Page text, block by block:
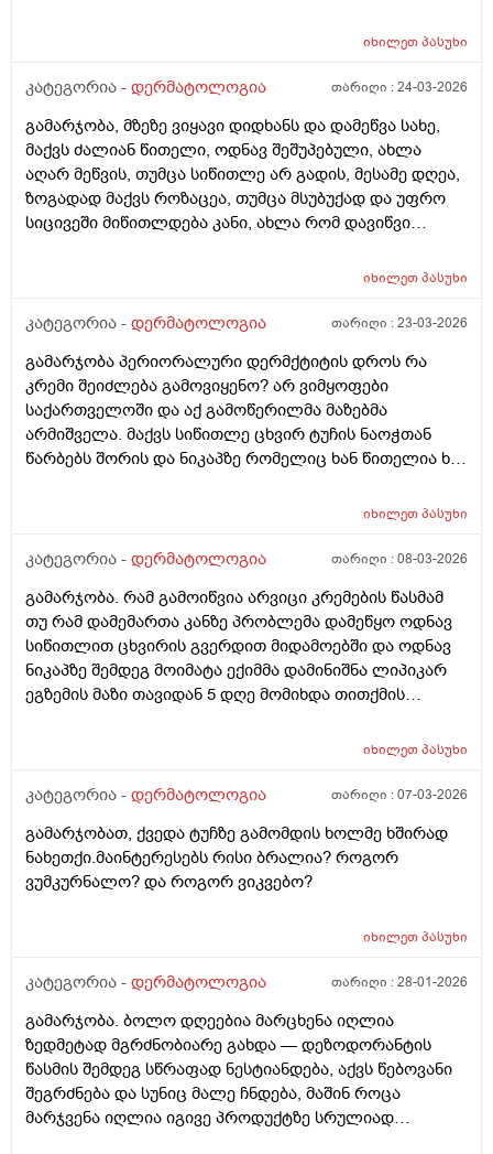
იხილეთპასუხი
კატეგორია - დერმატოლოგია თარიღი :24-03-2026
გამარჯობა, მზეზე ვიყავი დიდხანს და დამეწვა სახე,
მაქვს ძალიან წითელი, ოდნავ შეშუპებული, ახლა
აღარ მეწვის, თუმცა სიწითლე არ გადის, მესამე დღეა,
ზოგადად მაქვს როზაცეა, თუმცა მსუბუქად და უფრო
სიცივეში მიწითლდება კანი, ახლა რომ დავიწვი
შეიძლება რომ უფრო გამიღიზიანდეს? და ამიხილეთპასუხი
კატეგორია - დერმატოლოგია თარიღი :23-03-2026
გამარჯობა პერიორალური დერმქტიტის დროს რა
კრემი შეიძლება გამოვიყენო? არ ვიმყოფები
საქართველოში და აქ გამოწერილმა მაზებმა
არმიშველა. მაქვს სიწითლე ცხვირ ტუჩის ნაოჭთან
წარბებს შორის და ნიკაპზე რომელიც ხან წითელია ხან
მირჩიეთ რა მაზი შემიძლია გამოვიყენო. მადლობა
იხილეთპასუხი
კატეგორია - დერმატოლოგია თარიღი :08-03-2026
გამარჯობა. რამ გამოიწვია არვიცი კრემების წასმამ
თუ რამ დამემართა კანზე პრობლემა დამეწყო ოდნავ
სიწითლით ცხვირის გვერდით მიდამოებში და ოდნავ
ნიკაპზე შემდეგ მოიმატა ექიმმა დამინიშნა ლიპიკარ
ეგზემის მაზი თავიდან 5 დღე მომიხდა თითქმის
და დაემატა წარბებს შორის . გავაგრძელე ეს ეგზემია
არ ვისმევ მაგრამ კანი მაქვს საშინლად გამომშრალი
ზუსტად რა მჭირს მეშინია რაიმე კრემია წასმა რომ
უარესი არ დამემართოს რა შეიძლება გავაკეთო ?
იხილეთპასუხი
კატეგორია - დერმატოლოგია თარიღი :07-03-2026
გამარჯობათ, ქვედა ტუჩზე გამომდის ხოლმე ხშირად
ნახეთქი.მაინტერესებს რისი ბრალია? როგორ
ვუმკურნალო? და როგორ ვიკვებო?
იხილეთპასუხი
კატეგორია - დერმატოლოგია თარიღი :28-01-2026
გამარჯობა. ბოლო დღეებია მარცხენა იღლია
ზედმეტად მგრძნობიარე გახდა — დეზოდორანტის
წასმის შემდეგ სწრაფად ნესტიანდება, აქვს წებოვანი
შეგრძნება და სუნიც მალე ჩნდება, მაშინ როცა
მარჯვენა იღლია იგივე პროდუქტზე სრულიად